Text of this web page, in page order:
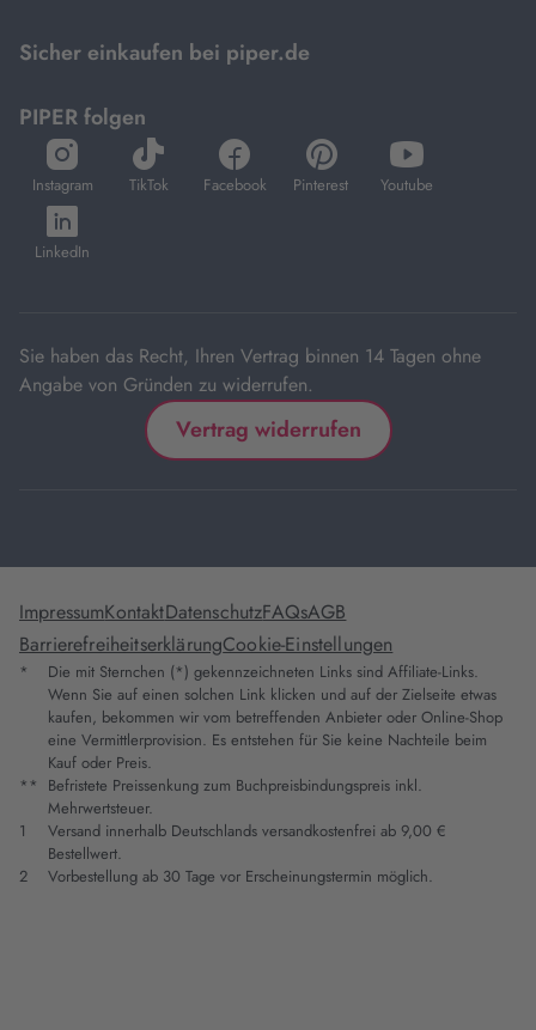
Sicher einkaufen bei piper.de
PIPER folgen
Instagram
öffnet
in
neuem
Tab
TikTok
öffnet
in
Facebook
öffnet
in
Pinterest
öffnet
in
Youtube
öffnet
in
LinkedIn
öffnet
in
Sie haben das Recht, Ihren Vertrag binnen 14 Tagen ohne
Angabe von Gründen zu widerrufen.
Vertrag widerrufen
ImpressumKontaktDatenschutzFAQsAGB
BarrierefreiheitserklärungCookie-Einstellungen
*
Die mit Sternchen (*) gekennzeichneten Links sind Affiliate-Links.
Wenn Sie auf einen solchen Link klicken und auf der Zielseite etwas
kaufen, bekommen wir vom betreffenden Anbieter oder Online-Shop
eine Vermittlerprovision. Es entstehen für Sie keine Nachteile beim
Kauf oder Preis.
** Befristete Preissenkung zum Buchpreisbindungspreis inkl.
Mehrwertsteuer.
1
Versand innerhalb Deutschlands versandkostenfrei ab 9,00 €
Bestellwert.
2
Vorbestellung ab 30 Tage vor Erscheinungstermin möglich.